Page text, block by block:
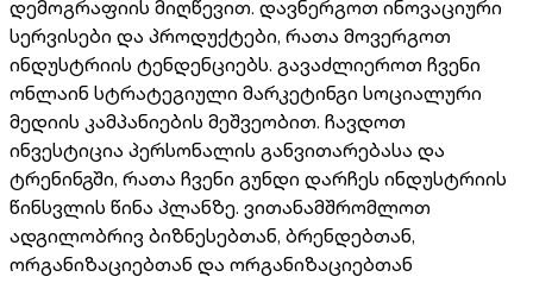
დემოგრაფიის მიღწევით. დავნერგოთ ინოვაციური
სერვისები და პროდუქტები, რათა მოვერგოთ
ინდუსტრიის ტენდენციებს. გავაძლიეროთ ჩვენი
ონლაინ სტრატეგიული მარკეტინგი სოციალური
მედიის კამპანიების მეშვეობით. ჩავდოთ
ინვესტიცია პერსონალის განვითარებასა და
ტრენინგში, რათა ჩვენი გუნდი დარჩეს ინდუსტრიის
წინსვლის წინა პლანზე. ვითანამშრომლოთ
ადგილობრივ ბიზნესებთან, ბრენდებთან,
ორგანიზაციებთან და ორგანიზაციებთან